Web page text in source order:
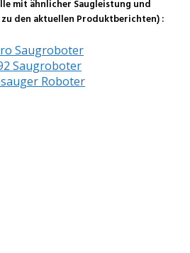
mit ähnlicher Saugleistung und
den aktuellen Produktberichten) :
Saugroboter
Saugroboter
Roboter